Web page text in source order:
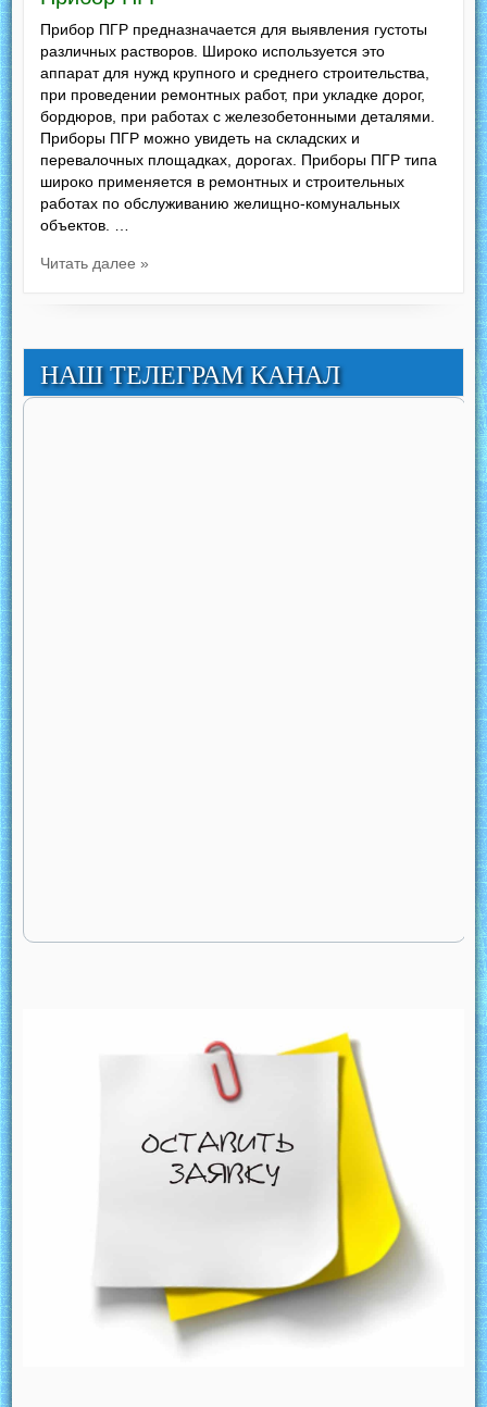
Прибор ПГР предназначается для выявления густоты
различных растворов. Широко используется это
аппарат для нужд крупного и среднего строительства,
при проведении ремонтных работ, при укладке дорог,
бордюров, при работах с железобетонными деталями.
Приборы ПГР можно увидеть на складских и
перевалочных площадках, дорогах. Приборы ПГР типа
широко применяется в ремонтных и строительных
работах по обслуживанию желищно-комунальных
объектов. …
Читать далее »
НАШ ТЕЛЕГРАМ КАНАЛ